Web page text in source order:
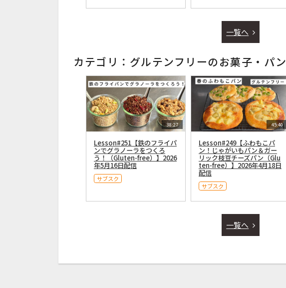
一覧へ
カテゴリ：グルテンフリーのお菓子・パン
38:27
Lesson#251【鉄のフライパ
ンでグラノーラをつくろ
う！（Gluten-free）】2026
年5月16日配信
サブスク
45:40
Lesson#249【ふわもこパ
ン！じゃがいもパン＆ガー
リック枝豆チーズパン（Glu
ten-free）】2026年4月18日
配信
サブスク
一覧へ